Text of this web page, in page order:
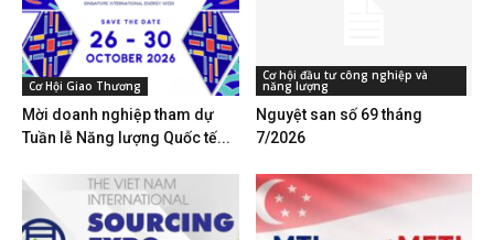
Cơ Hội Giao Thương
Mời doanh nghiệp tham dự
Tuần lễ Năng lượng Quốc tế...
Cơ hội đầu tư công nghiệp và
năng lượng
Nguyệt san số 69 tháng
7/2026